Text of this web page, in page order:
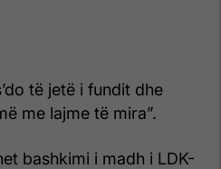
të jetë i fundit dhe
me lajme të mira”.
bashkimi i madh i LDK-